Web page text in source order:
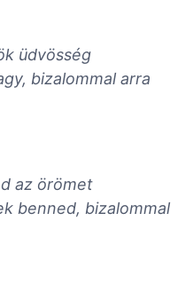
üdvösség
bizalommal arra
az örömet
benned, bizalommal